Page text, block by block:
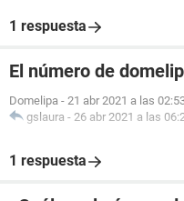
1 respuesta
El número de
Domelipa - 21 abr 2021 a las
gslaura - 26 abr 2021 a las
1 respuesta